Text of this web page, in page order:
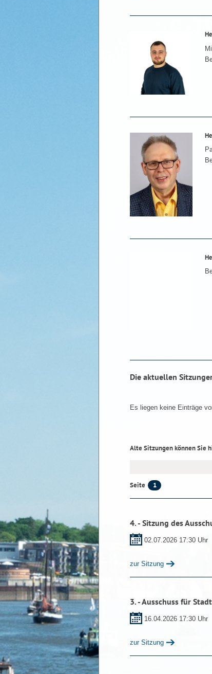
Die aktuellen
Es liegen keine Einträge
Alte Sitzungen können Sie
Seite 1
4. - Sitzung des
02.07.2026 17:30 Uhr
zur Sitzung
3. - Ausschuss für
16.04.2026 17:30 Uhr
zur Sitzung